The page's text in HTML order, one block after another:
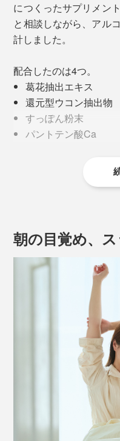
につくったサプリメン
と相談しながら、アル
計しました。
配合したのは4つ。
葛花抽出エキス
還元型ウコン抽出物
すっぽん粉末
パントテン酸Ca
ざっくりいうと、「葛
ックアップ、「還元
「すっぽん」が両者
ポートする仕組みのよ
朝の目覚め、ス